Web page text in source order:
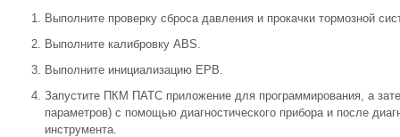
Выполните проверку сброса давления и прокачки тормозной
Выполните калибровку ABS.
Выполните инициализацию EPB.
Запустите ПКМ ПАТС приложение для программирования, а
параметров) с помощью диагностического прибора и после
инструмента.